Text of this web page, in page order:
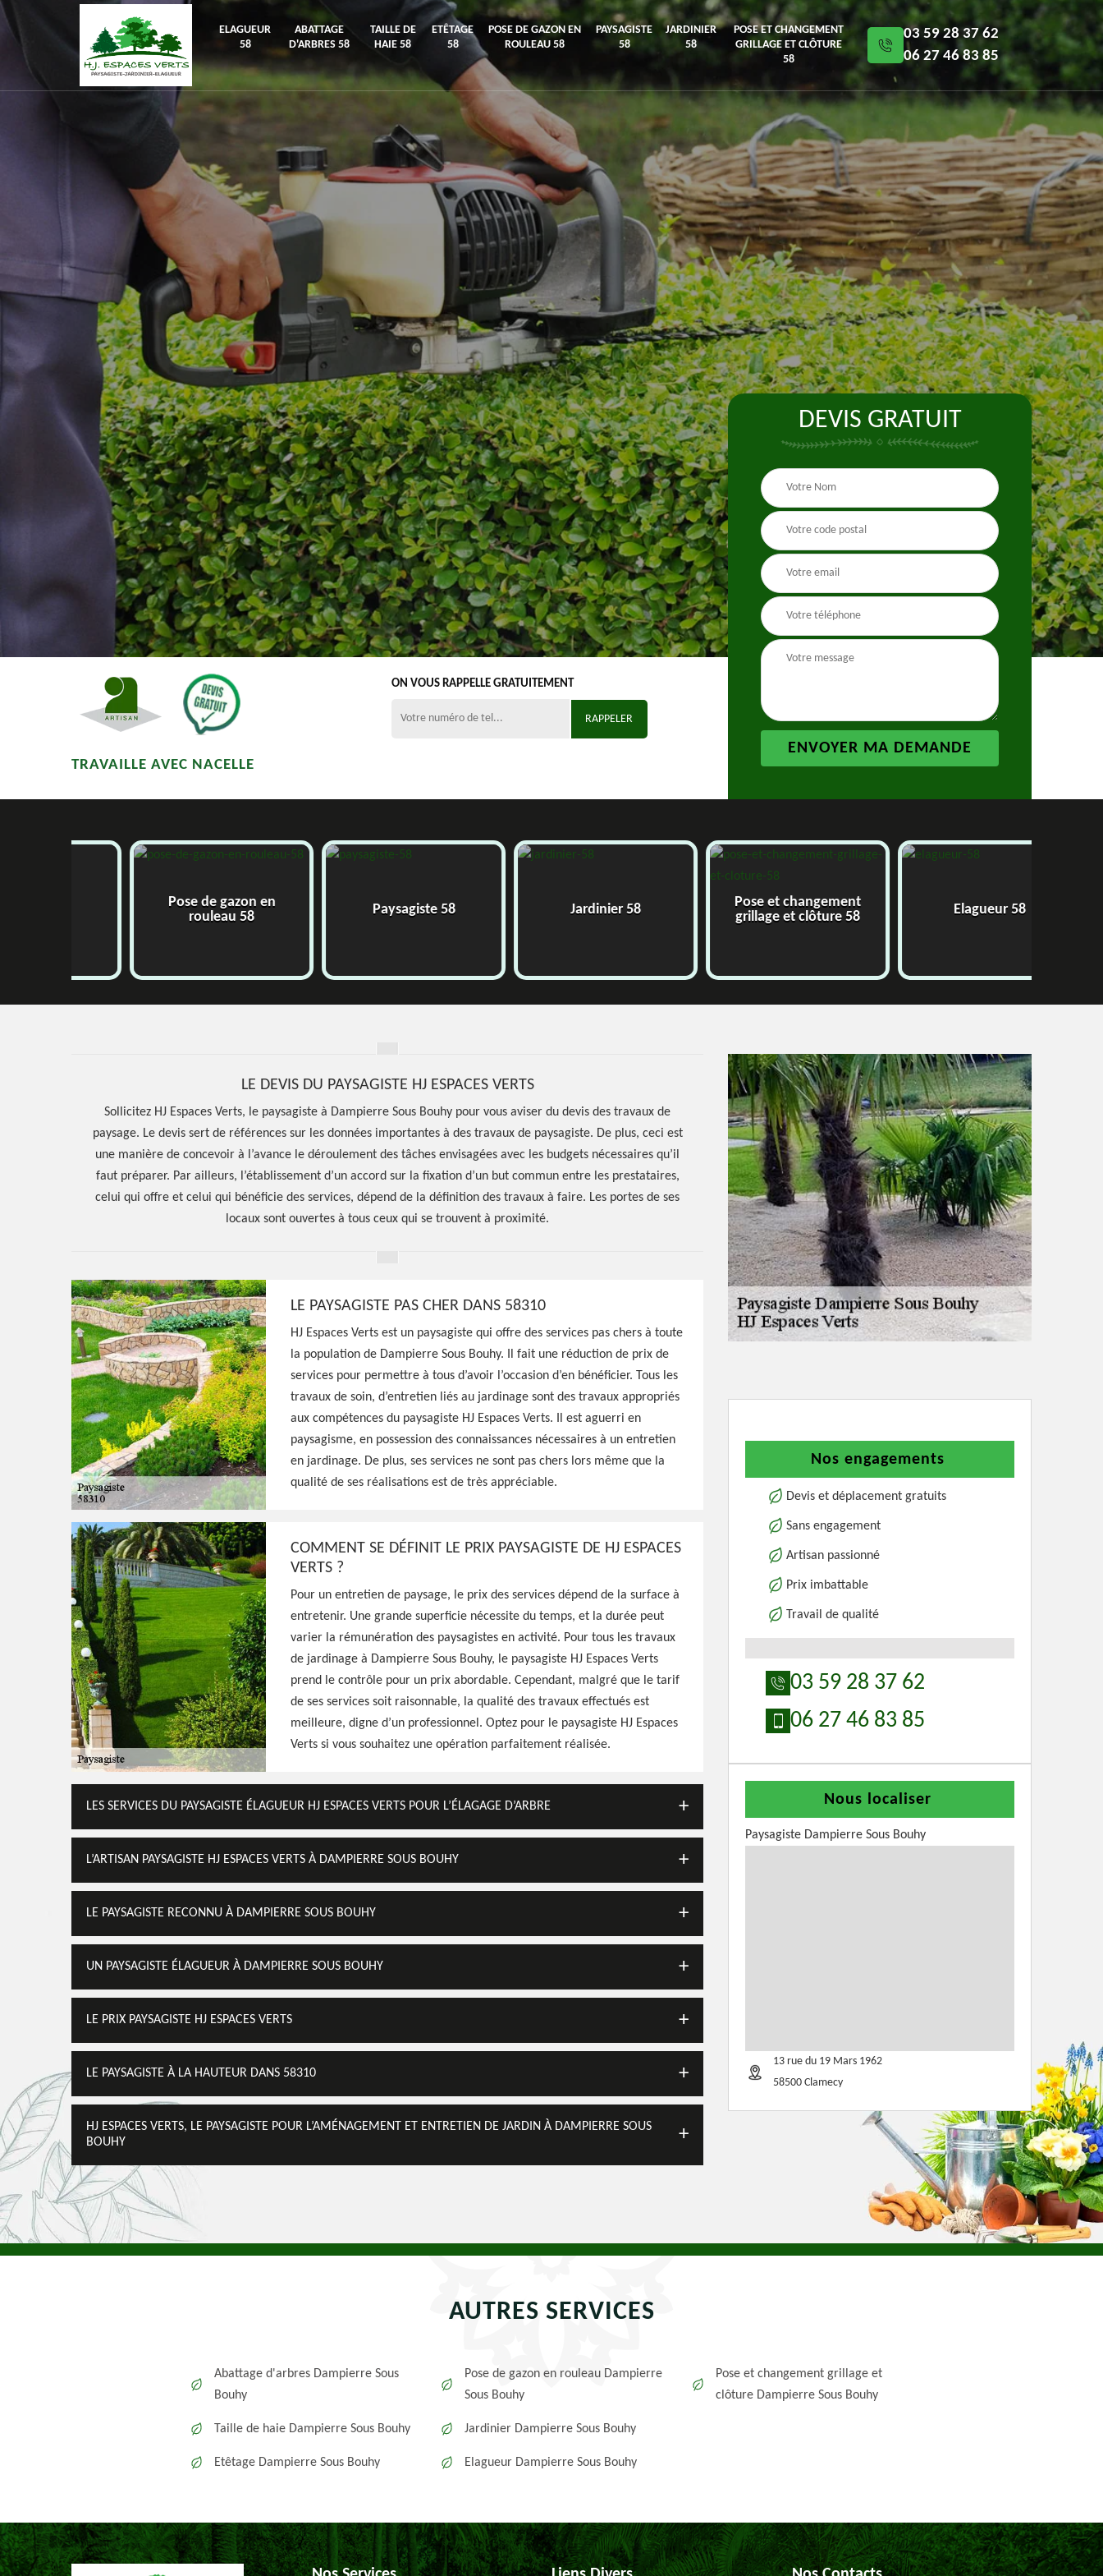
ELAGUEUR
58
ABATTAGE
D'ARBRES 58
TAILLE DE
HAIE 58
ETÊTAGE
58
POSE DE GAZON EN
ROULEAU 58
PAYSAGISTE
58
JARDINIER
58
POSE ET CHANGEMENT
GRILLAGE ET CLÔTURE
58
03 59 28 37 62
06 27 46 83 85
Hoerter Joseph Elagage 58
Artisan paysagiste
Dampierre Sous Bouhy
58310
Excellent paysagiste à Dampierre Sous Bouhy 58310, HJ Espaces Verts
est une entreprise à l'écoute qui peut aménager votre espace vert
selon vos idées et exigences, prestation pas cher
Voir Nos Realisations Contactez-Nous!
TRAVAILLE AVEC NACELLE
ON VOUS RAPPELLE GRATUITEMENT
DEVIS GRATUIT
Pose de gazon en
rouleau 58
Paysagiste 58 Jardinier 58
Pose et changement
grillage et clôture 58
Elagueur 58
LE DEVIS DU PAYSAGISTE HJ ESPACES VERTS
Sollicitez HJ Espaces Verts, le paysagiste à Dampierre Sous Bouhy pour vous aviser du devis des travaux de
paysage. Le devis sert de références sur les données importantes à des travaux de paysagiste. De plus, ceci est
une manière de concevoir à l’avance le déroulement des tâches envisagées avec les budgets nécessaires qu’il
faut préparer. Par ailleurs, l’établissement d’un accord sur la fixation d’un but commun entre les prestataires,
celui qui offre et celui qui bénéficie des services, dépend de la définition des travaux à faire. Les portes de ses
locaux sont ouvertes à tous ceux qui se trouvent à proximité.
LE PAYSAGISTE PAS CHER DANS 58310
HJ Espaces Verts est un paysagiste qui offre des services pas chers à toute
la population de Dampierre Sous Bouhy. Il fait une réduction de prix de
services pour permettre à tous d’avoir l’occasion d’en bénéficier. Tous les
travaux de soin, d’entretien liés au jardinage sont des travaux appropriés
aux compétences du paysagiste HJ Espaces Verts. Il est aguerri en
paysagisme, en possession des connaissances nécessaires à un entretien
en jardinage. De plus, ses services ne sont pas chers lors même que la
qualité de ses réalisations est de très appréciable.
COMMENT SE DÉFINIT LE PRIX PAYSAGISTE DE HJ ESPACES
VERTS ?
Pour un entretien de paysage, le prix des services dépend de la surface à
entretenir. Une grande superficie nécessite du temps, et la durée peut
varier la rémunération des paysagistes en activité. Pour tous les travaux
de jardinage à Dampierre Sous Bouhy, le paysagiste HJ Espaces Verts
prend le contrôle pour un prix abordable. Cependant, malgré que le tarif
de ses services soit raisonnable, la qualité des travaux effectués est
meilleure, digne d’un professionnel. Optez pour le paysagiste HJ Espaces
Verts si vous souhaitez une opération parfaitement réalisée.
LES SERVICES DU PAYSAGISTE ÉLAGUEUR HJ ESPACES VERTS POUR L’ÉLAGAGE D’ARBRE
L’ARTISAN PAYSAGISTE HJ ESPACES VERTS À DAMPIERRE SOUS BOUHY
LE PAYSAGISTE RECONNU À DAMPIERRE SOUS BOUHY
UN PAYSAGISTE ÉLAGUEUR À DAMPIERRE SOUS BOUHY
LE PRIX PAYSAGISTE HJ ESPACES VERTS
LE PAYSAGISTE À LA HAUTEUR DANS 58310
HJ ESPACES VERTS, LE PAYSAGISTE POUR L’AMÉNAGEMENT ET ENTRETIEN DE JARDIN À DAMPIERRE SOUS
BOUHY
Nos engagements
Devis et déplacement gratuits
Sans engagement
Artisan passionné
Prix imbattable
Travail de qualité
03 59 28 37 62
06 27 46 83 85
Nous localiser
Paysagiste Dampierre Sous Bouhy
13 rue du 19 Mars 1962
58500 Clamecy
AUTRES SERVICES
Abattage d'arbres Dampierre Sous
Bouhy
Taille de haie Dampierre Sous Bouhy
Etêtage Dampierre Sous Bouhy
Pose de gazon en rouleau Dampierre
Sous Bouhy
Jardinier Dampierre Sous Bouhy
Elagueur Dampierre Sous Bouhy
Pose et changement grillage et
clôture Dampierre Sous Bouhy